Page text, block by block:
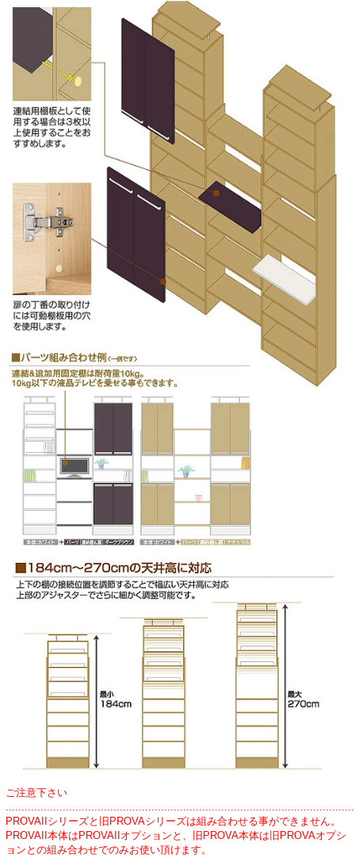
ご注意下さい
PROVAIIシリーズと旧PROVAシリーズは組み合わせる事ができません。
PROVAII本体はPROVAIIオプションと、旧PROVA本体は旧PROVAオプシ
ョンとの組み合わせでのみお使い頂けます。